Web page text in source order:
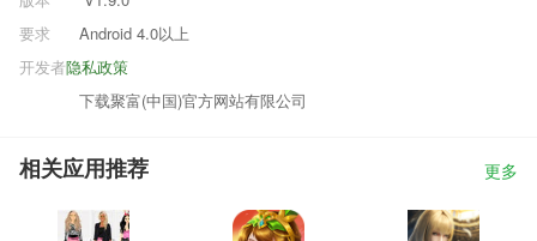
要求
Android 4.0以上
隐私政策
开发者
下载聚富(中国)官方网站有限公司
相关应用推荐 更多